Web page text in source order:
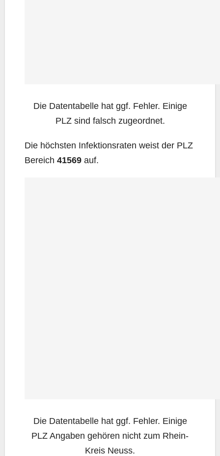
Die Daten­ta­bel­le hat ggf. Feh­ler. Eini­ge
PLZ sind falsch zugeordnet.
Die höchs­ten Infek­ti­ons­ra­ten weist der PLZ
Bereich 41569 auf.
Die Daten­ta­bel­le hat ggf. Feh­ler. Eini­ge
PLZ Anga­ben gehö­ren nicht zum Rhein-
Kreis Neuss.